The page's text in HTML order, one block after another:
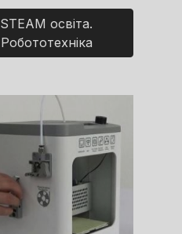
STEAM освіта.
Робототехніка